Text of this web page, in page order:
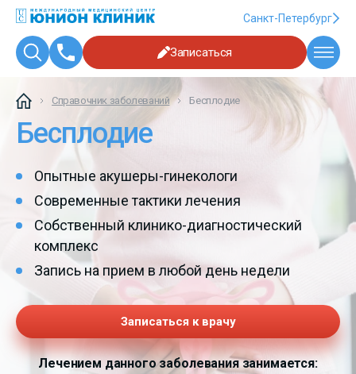
Санкт-Петербург
Записаться
Справочник заболеваний Бесплодие
Бесплодие
Опытные акушеры-гинекологи
Современные тактики лечения
Собственный клинико-диагностический
комплекс
Запись на прием в любой день недели
Записаться к врачу
Лечением данного заболевания занимается: